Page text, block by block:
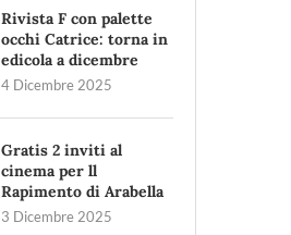
Rivista F con palette
occhi Catrice: torna in
edicola a dicembre
4 Dicembre 2025
Gratis 2 inviti al
cinema per ll
Rapimento di Arabella
3 Dicembre 2025